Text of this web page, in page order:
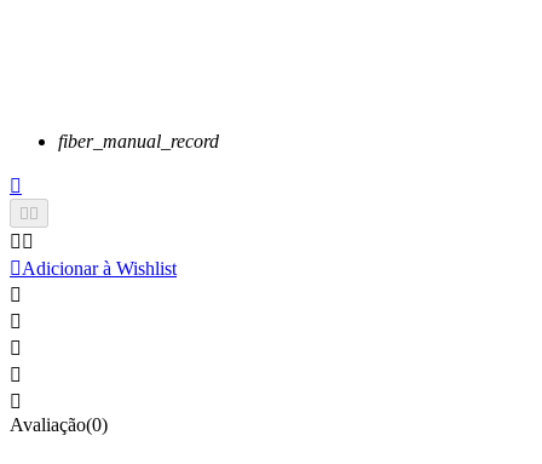
fiber_manual_record


 
Adicionar à Wishlist





Avaliação(0)